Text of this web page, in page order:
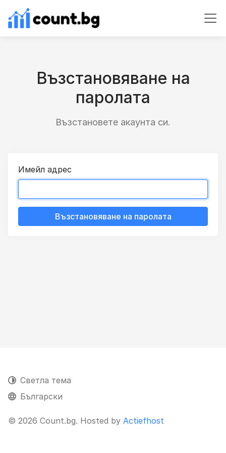
Възстановяване на
паролата
Възстановете акаунта си.
Имейл адрес
Възстановяване на паролата
© 2026 Count.bg. Hosted by Actiefhost
Светла тема
Български